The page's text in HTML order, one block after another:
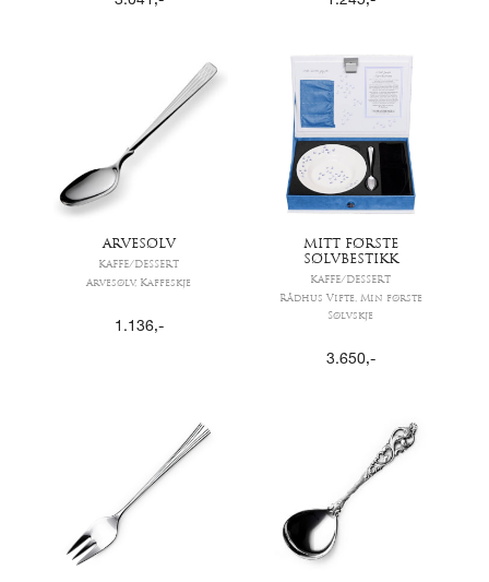
ARVESØLV
KAFFE/DESSERT
Arvesølv, Kaffeskje
1.136,-
MITT FØRSTE
SØLVBESTIKK
KAFFE/DESSERT
Rådhus Vifte, Min første
Sølvskje
3.650,-